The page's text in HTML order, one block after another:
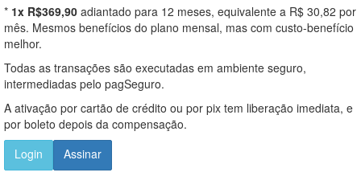
* 1x R$369,90 adiantado para 12 meses, equivalente a R$ 30,82 por
mês. Mesmos benefícios do plano mensal, mas com custo-benefício
melhor.
Todas as transações são executadas em ambiente seguro,
intermediadas pelo pagSeguro.
A ativação por cartão de crédito ou por pix tem liberação imediata, e
por boleto depois da compensação.
Login
Assinar